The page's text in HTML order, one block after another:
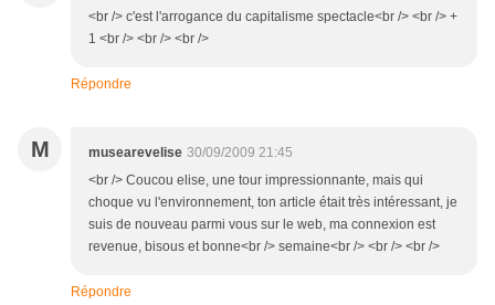
<br /> c'est l'arrogance du capitalisme spectacle<br /> <br /> +
1 <br /> <br /> <br />
Répondre
M musearevelise 30/09/2009 21:45
<br /> Coucou elise, une tour impressionnante, mais qui
choque vu l'environnement, ton article était très intéressant, je
suis de nouveau parmi vous sur le web, ma connexion est
revenue, bisous et bonne<br /> semaine<br /> <br /> <br />
Répondre